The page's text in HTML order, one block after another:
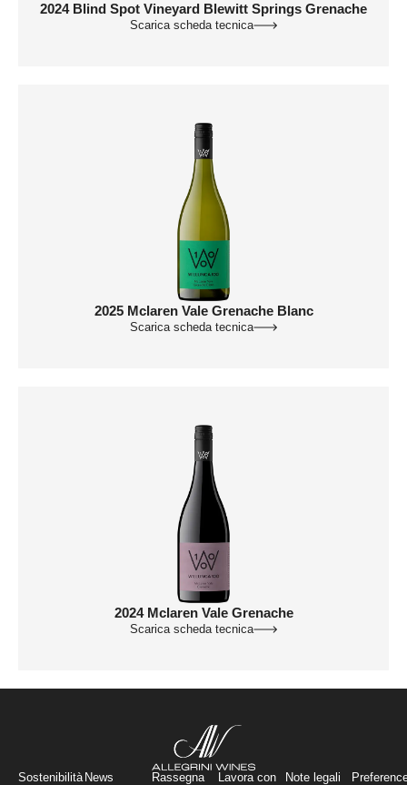
2024 Blind Spot Vineyard Blewitt Springs Grenache
Scarica scheda tecnica
2025 Mclaren Vale Grenache Blanc
Scarica scheda tecnica
2024 Mclaren Vale Grenache
Scarica scheda tecnica
Sostenibilità News Rassegna Lavora con Note legali